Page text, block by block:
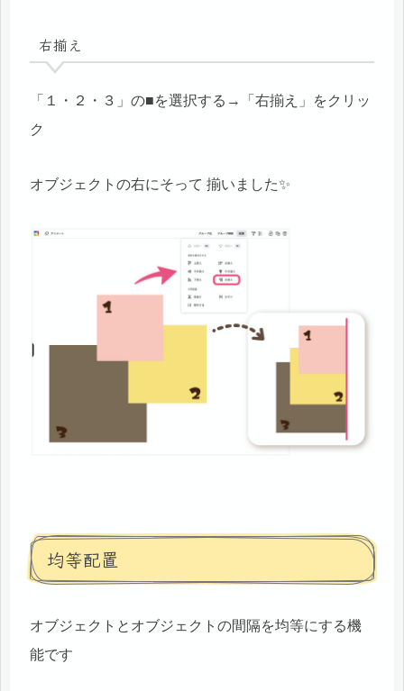
右揃え
「１・２・３」の■を選択する→「右揃え」をクリッ
ク
オブジェクトの右にそって 揃いました✨
均等配置
オブジェクトとオブジェクトの間隔を均等にする機
能です